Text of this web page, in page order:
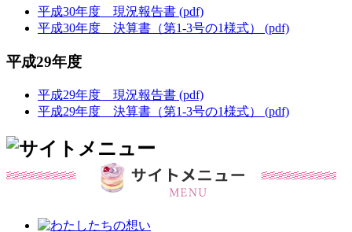
平成30年度 現況報告書 (pdf)
平成30年度 決算書（第1-3号の1様式） (pdf)
平成29年度
平成29年度 現況報告書 (pdf)
平成29年度 決算書（第1-3号の1様式） (pdf)